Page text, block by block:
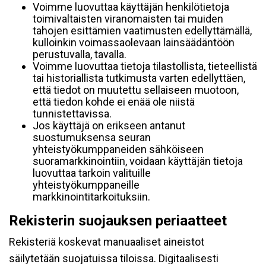
Voimme luovuttaa käyttäjän henkilötietoja
toimivaltaisten viranomaisten tai muiden
tahojen esittämien vaatimusten edellyttämällä,
kulloinkin voimassaolevaan lainsäädäntöön
perustuvalla, tavalla.
Voimme luovuttaa tietoja tilastollista, tieteellistä
tai historiallista tutkimusta varten edellyttäen,
että tiedot on muutettu sellaiseen muotoon,
että tiedon kohde ei enää ole niistä
tunnistettavissa.
Jos käyttäjä on erikseen antanut
suostumuksensa seuran
yhteistyökumppaneiden sähköiseen
suoramarkkinointiin, voidaan käyttäjän tietoja
luovuttaa tarkoin valituille
yhteistyökumppaneille
markkinointitarkoituksiin.
Rekisterin suojauksen periaatteet
Rekisteriä koskevat manuaaliset aineistot
säilytetään suojatuissa tiloissa. Digitaalisesti